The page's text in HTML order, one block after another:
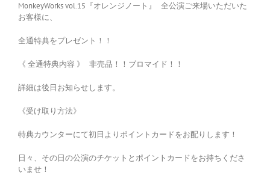
MonkeyWorks vol.15『オレンジノート』 全公演ご来場いただいた
お客様に、
全通特典をプレゼント！！
《 全通特典内容 》 非売品！！ブロマイド！！
詳細は後日お知らせします。
《受け取り方法》
特典カウンターにて初日よりポイントカードをお配りします！
日々、その日の公演のチケットとポイントカードをお持ちくださ
いませ！